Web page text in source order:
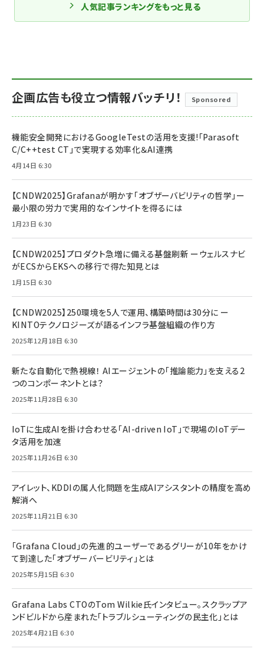
人気記事ランキングをもっと見る
企画広告も役立つ情報バッチリ！ Sponsored
機能安全開発におけるGoogleTestの活用を支援!「Parasoft
C/C++test CT」で実現する効率化＆AI連携
4月14日 6:30
【CNDW2025】Grafanaが明かす「オブザーバビリティの哲学」ー
最小限の労力で実用的なインサイトを得るには
1月23日 6:30
【CNDW2025】プロダクト急増に備える基盤刷新 ーウェルスナビ
がECSからEKSへの移行で得た知見とは
1月15日 6:30
【CNDW2025】250環境を5人で運用、構築時間は30分に ー
KINTOテクノロジーズが語るインフラ基盤組織の作り方
2025年12月18日 6:30
新たな自動化で熱視線！ AIエージェントの「推論能力」を支える2
つのコンポーネントとは？
2025年11月28日 6:30
IoTに生成AIを掛け合わせる「AI-driven IoT」で現場のIoTデー
タ活用を加速
2025年11月26日 6:30
アイレット、KDDIの属人化問題を生成AIアシスタントの精度を高め
解消へ
2025年11月21日 6:30
「Grafana Cloud」の先進的ユーザーであるグリーが10年をかけ
て到達した「オブザーバービリティ」とは
2025年5月15日 6:30
Grafana Labs CTOのTom Wilkie氏インタビュー。スクラップア
ンドビルドから産まれた「トラブルシューティングの民主化」とは
2025年4月21日 6:30